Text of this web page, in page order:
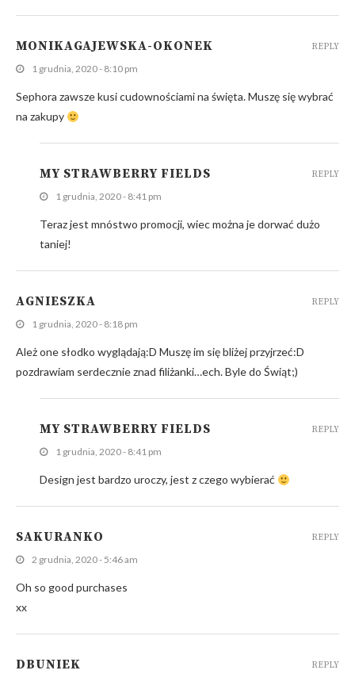
MONIKAGAJEWSKA-OKONEK
1 grudnia, 2020 - 8:10 pm
Sephora zawsze kusi cudownościami na święta. Muszę się wybrać
na zakupy
REPLY
MY STRAWBERRY FIELDS
1 grudnia, 2020 - 8:41 pm
Teraz jest mnóstwo promocji, wiec można je dorwać dużo
taniej!
REPLY
AGNIESZKA
1 grudnia, 2020 - 8:18 pm
Ależ one słodko wyglądają:D Muszę im się bliżej przyjrzeć:D
pozdrawiam serdecznie znad filiżanki…ech. Byle do Świąt;)
REPLY
MY STRAWBERRY FIELDS
1 grudnia, 2020 - 8:41 pm
Design jest bardzo uroczy, jest z czego wybierać
REPLY
SAKURANKO
2 grudnia, 2020 - 5:46 am
Oh so good purchases
xx
REPLY
DBUNIEK REPLY